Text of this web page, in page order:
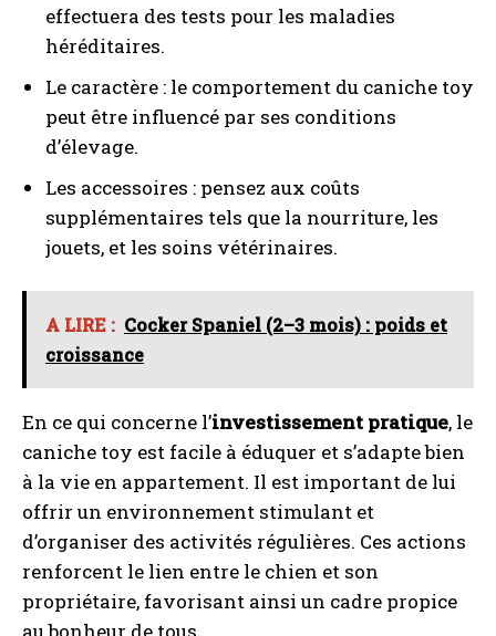
effectuera des tests pour les maladies
héréditaires.
Le caractère : le comportement du caniche toy
peut être influencé par ses conditions
d’élevage.
Les accessoires : pensez aux coûts
supplémentaires tels que la nourriture, les
jouets, et les soins vétérinaires.
A LIRE : Cocker Spaniel (2–3 mois) : poids et
croissance
En ce qui concerne l’investissement pratique, le
caniche toy est facile à éduquer et s’adapte bien
à la vie en appartement. Il est important de lui
offrir un environnement stimulant et
d’organiser des activités régulières. Ces actions
renforcent le lien entre le chien et son
propriétaire, favorisant ainsi un cadre propice